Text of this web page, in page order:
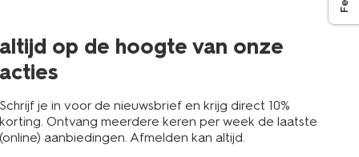
altijd op de hoogte van onze
acties
Schrijf je in voor de nieuwsbrief en krijg direct 10%
korting. Ontvang meerdere keren per week de laatste
(online) aanbiedingen. Afmelden kan altijd.